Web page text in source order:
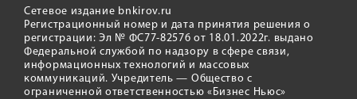
Сетевое издание bnkirov.ru
Регистрационный номер и дата принятия решения о
регистрации: Эл № ФС77-82576 от 18.01.2022г. выдано
Федеральной службой по надзору в сфере связи,
информационных технологий и массовых
коммуникаций. Учредитель — Общество с
ограниченной ответственностью «Бизнес Ньюс»